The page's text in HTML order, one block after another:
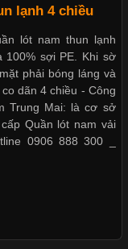
giá rẻ
4 chiều
lạnh 4 chiều
lót nam thun lạnh
100% sợi PE. Khi sờ
phải bóng láng và
dãn 4 chiều - Công
Trung Mai: là cơ sở
Quần lót nam vải
0906 888 300 _